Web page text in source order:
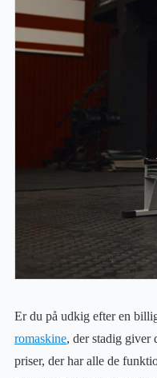
Er du på udkig efter en
romaskine, der stadig giver
priser, der har alle de